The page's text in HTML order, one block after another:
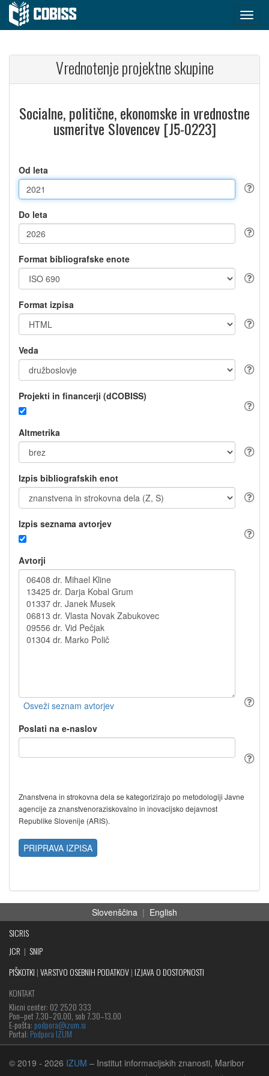
Vrednotenje projektne skupine
Socialne, politične, ekonomske in vrednostne
usmeritve Slovencev [J5-0223]
Od leta
Do leta
Format bibliografske enote
Format izpisa
Veda
Projekti in financerji (dCOBISS)
Altmetrika
Izpis bibliografskih enot
Izpis seznama avtorjev
Avtorji
Poslati na e-naslov
Znanstvena in strokovna dela se kategorizirajo po metodologiji Javne
agencije za znanstvenoraziskovalno in inovacijsko dejavnost
Republike Slovenije (ARIS).
PRIPRAVA IZPISA
Slovenščina | English
SICRIS
JCR | SNIP
PIŠKOTKI |VARSTVO OSEBNIH PODATKOV| IZJAVA O DOSTOPNOSTI
KONTAKT
Klicni center: 02 2520 333
Pon‒pet 7.30–20.00, sob 7.30–13.00
E-pošta: podpora@izum.si
Portal: Podpora IZUM
© 2019 - 2026 IZUM – Institut informacijskih znanosti, Maribor